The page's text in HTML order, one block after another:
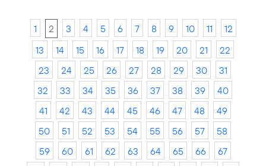
1 2 3 4 5 6 7 8 9 10 11
12
13
14 15 16 17 18 19 20 21
22
23
24 25 26 27 28 29 30
31
32
33 34 35 36 37 38 39
40
41
42 43 44 45 46 47 48
49
50
51 52 53 54 55 56 57
58
59
60 61 62 63 64 65 66
67